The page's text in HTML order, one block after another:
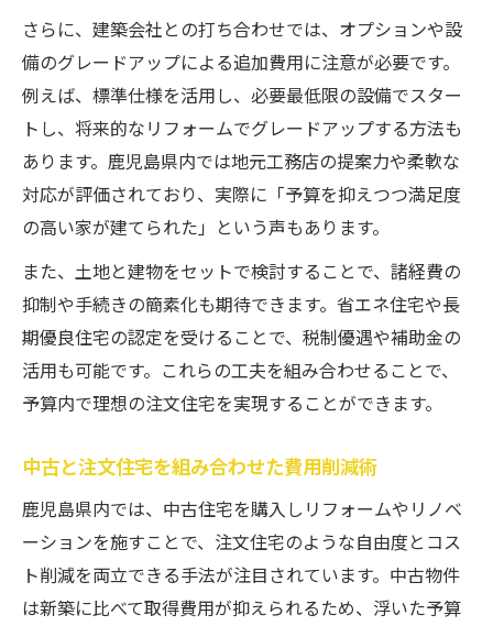
さらに、建築会社との打ち合わせでは、オプションや設
備のグレードアップによる追加費用に注意が必要です。
例えば、標準仕様を活用し、必要最低限の設備でスター
トし、将来的なリフォームでグレードアップする方法も
あります。鹿児島県内では地元工務店の提案力や柔軟な
対応が評価されており、実際に「予算を抑えつつ満足度
の高い家が建てられた」という声もあります。
また、土地と建物をセットで検討することで、諸経費の
抑制や手続きの簡素化も期待できます。省エネ住宅や長
期優良住宅の認定を受けることで、税制優遇や補助金の
活用も可能です。これらの工夫を組み合わせることで、
予算内で理想の注文住宅を実現することができます。
中古と注文住宅を組み合わせた費用削減術
鹿児島県内では、中古住宅を購入しリフォームやリノベ
ーションを施すことで、注文住宅のような自由度とコス
ト削減を両立できる手法が注目されています。中古物件
は新築に比べて取得費用が抑えられるため、浮いた予算